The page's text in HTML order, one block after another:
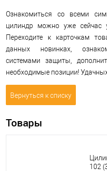
Ознакомиться со всеми
цилиндр можно уже сейчас
Переходите к карточкам
данных новинках,
системами защиты,
необходимые позиции!
Вернуться к списку
Товары
102